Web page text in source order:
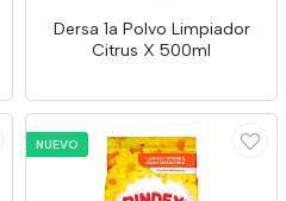
Dersa 1a Polvo Limpiador
Citrus X 500ml
NUEVO